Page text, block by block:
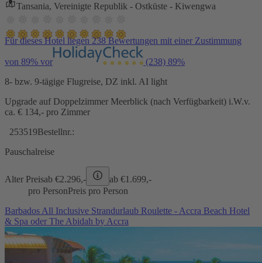
Tansania, Vereinigte Republik - Ostküste - Kiwengwa
Für dieses Hotel liegen 238 Bewertungen mit einer Zustimmung
von 89% vor (238) 89%
8- bzw. 9-tägige Flugreise, DZ inkl. AI light
Upgrade auf Doppelzimmer Meerblick (nach Verfügbarkeit) i.W.v.
ca. € 134,- pro Zimmer
253519Bestellnr.:
Pauschalreise
Alter Preisab €2.296,- ab €1.699,-
pro PersonPreis pro Person
Barbados All Inclusive Strandurlaub Roulette - Accra Beach Hotel
& Spa oder The Abidah by Accra